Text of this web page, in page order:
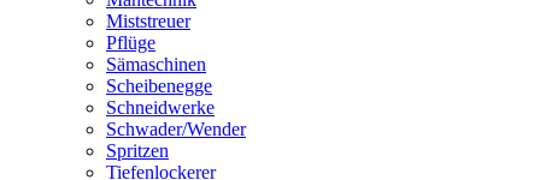
Miststreuer
Pflüge
Sämaschinen
Scheibenegge
Schneidwerke
Schwader/Wender
Spritzen
Tiefenlockerer